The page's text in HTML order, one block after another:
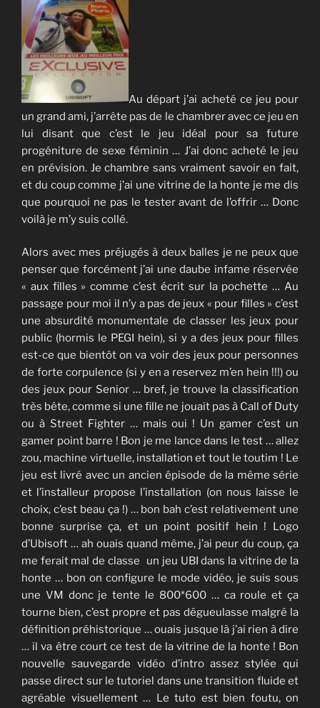
Au départ j’ai acheté ce jeu pour
un grand ami, j’arrête pas de le chambrer avec ce jeu en
lui disant que c’est le jeu idéal pour sa future
progéniture de sexe féminin … J’ai donc acheté le jeu
en prévision. Je chambre sans vraiment savoir en fait,
et du coup comme j’ai une vitrine de la honte je me dis
que pourquoi ne pas le tester avant de l’offrir … Donc
voilà je m’y suis collé.
Alors avec mes préjugés à deux balles je ne peux que
penser que forcément j’ai une daube infame réservée
« aux filles » comme c’est écrit sur la pochette … Au
passage pour moi il n’y a pas de jeux « pour filles » c’est
une absurdité monumentale de classer les jeux pour
public (hormis le PEGI hein), si y a des jeux pour filles
est-ce que bientôt on va voir des jeux pour personnes
de forte corpulence (si y en a reservez m’en hein !!!) ou
des jeux pour Senior … bref, je trouve la classification
très bête, comme si une fille ne jouait pas à Call of Duty
ou à Street Fighter … mais oui ! Un gamer c’est un
gamer point barre ! Bon je me lance dans le test … allez
zou, machine virtuelle, installation et tout le toutim ! Le
jeu est livré avec un ancien épisode de la même série
et l’installeur propose l’installation (on nous laisse le
choix, c’est beau ça !) … bon bah c’est relativement une
bonne surprise ça, et un point positif hein ! Logo
d’Ubisoft … ah ouais quand même, j’ai peur du coup, ça
me ferait mal de classer un jeu UBI dans la vitrine de la
honte … bon on configure le mode vidéo, je suis sous
une VM donc je tente le 800*600 … ca roule et ça
tourne bien, c’est propre et pas dégueulasse malgré la
définition préhistorique … ouais jusque là j’ai rien à dire
… il va être court ce test de la vitrine de la honte ! Bon
nouvelle sauvegarde vidéo d’intro assez stylée qui
passe direct sur le tutoriel dans une transition fluide et
agréable visuellement … Le tuto est bien foutu, on